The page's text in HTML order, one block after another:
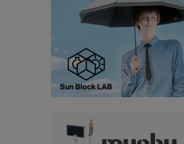
大量購入・法人
暑さ・紫外線対策グッズ